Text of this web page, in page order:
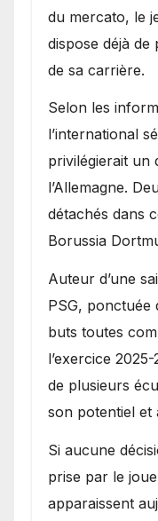
du mercato, le
dispose déjà de
de sa carrière.
Selon les
l’international
privilégierait un
l’Allemagne.
détachés dans
Borussia
Auteur d’une
PSG, ponctuée
buts toutes
l’exercice
de plusieurs
son potentiel et
Si aucune
prise par le
apparaissent